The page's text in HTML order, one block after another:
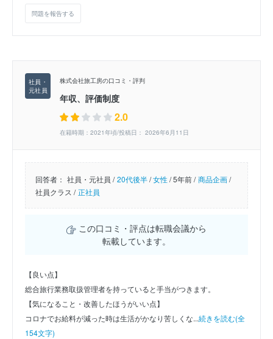
問題を報告する
株式会社旅工房の口コミ・評判
年収、評価制度
2.0
在籍時期：2021年頃/投稿日： 2026年6月11日
回答者： 社員・元社員 / 20代後半/女性/5年前 / 商品企画/
社員クラス / 正社員
この口コミ・評点は転職会議から
転載しています。
【良い点】
総合旅行業務取扱管理者を持っていると手当がつきます。
【気になること・改善したほうがいい点】
コロナでお給料が減った時は生活がかなり苦しくな...続きを読む(全
154文字)